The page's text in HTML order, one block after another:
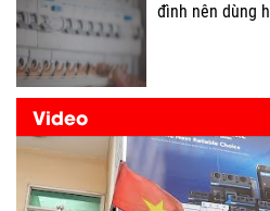
đình nên dùng
Video